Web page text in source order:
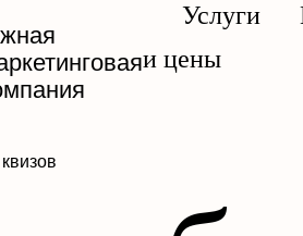
Услуги
и цены